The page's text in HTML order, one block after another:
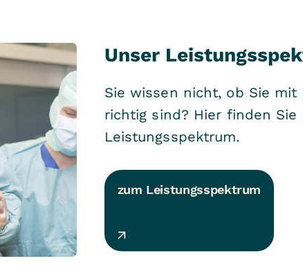
Unser
Sie wissen nicht, ob Sie
richtig sind? Hier finden
Leistungsspektrum.
zum Leistungsspektrum